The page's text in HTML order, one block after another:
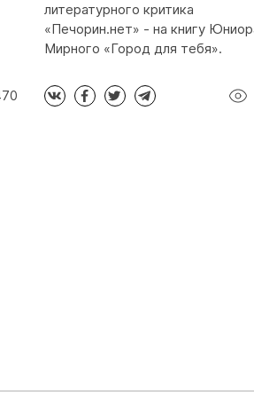
литературного критика
«Печорин.нет» - на книгу
Мирного «Город для тебя».